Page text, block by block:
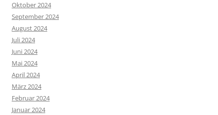
Oktober 2024
September 2024
August 2024
Juli 2024
Juni 2024
Mai 2024
April 2024
März 2024
Februar 2024
Januar 2024